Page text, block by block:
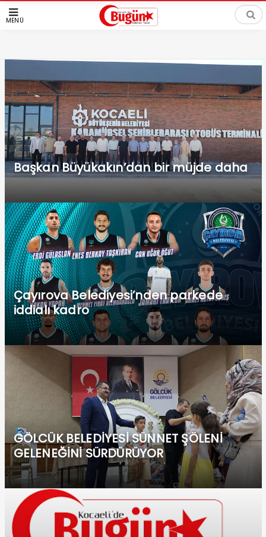
MENÜ
Başkan Büyükakın’dan bir müjde daha
Çayırova Belediyesi’nden parkede
iddialı kadro
GÖLCÜK BELEDİYESİ SÜNNET ŞÖLENİ
GELENEĞİNİ SÜRDÜRÜYOR